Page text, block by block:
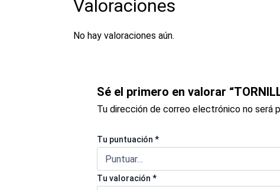
Valoraciones
No hay valoraciones aún.
Sé el primero en valorar
Tu dirección de correo electrónico no será
Tu puntuación*
Tu valoración*